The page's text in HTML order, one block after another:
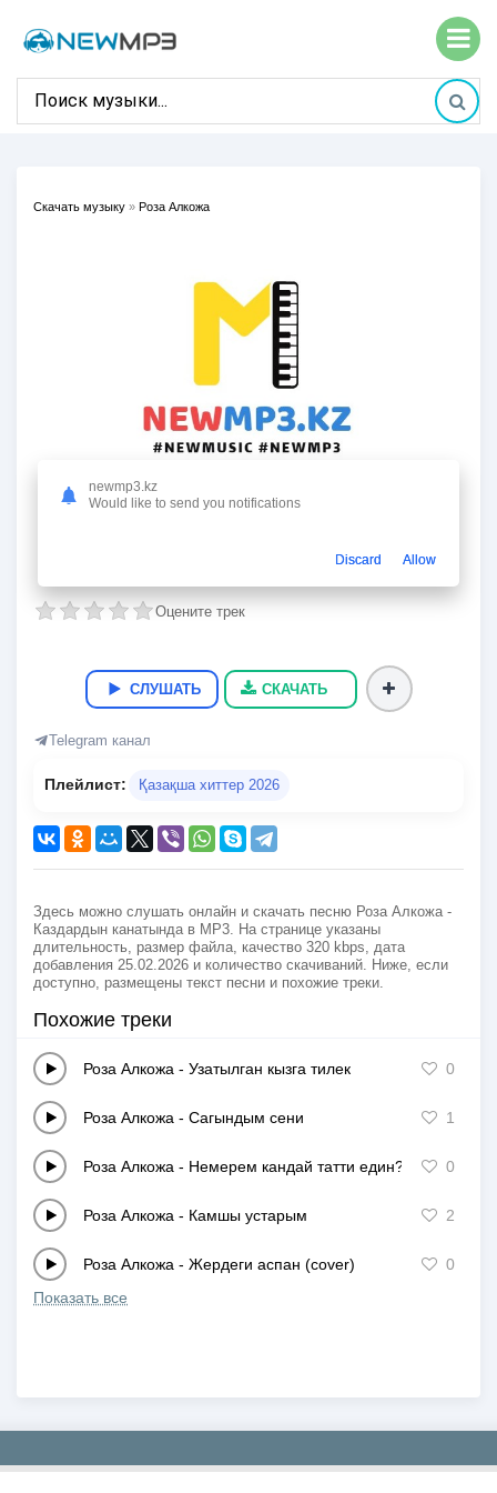
Скачать музыку » Роза Алкожа
Каздардын канатында
25.02.2026 32
Оцените трек
СЛУШАТЬ СКАЧАТЬ
Telegram канал
Плейлист: Қазақша хиттер 2026
Здесь можно слушать онлайн и скачать песню Роза Алкожа -
Каздардын канатында в MP3. На странице указаны
длительность, размер файла, качество 320 kbps, дата
добавления 25.02.2026 и количество скачиваний. Ниже, если
доступно, размещены текст песни и похожие треки.
Похожие треки
Роза Алкожа - Узатылган кызга тилек 0
Роза Алкожа - Сагындым сени 1
Роза Алкожа - Немерем кандай татти един?! 0
Роза Алкожа - Камшы устарым 2
Роза Алкожа - Жердеги аспан (cover)
0
Показать все
Copyright © 2019-2026 NEWMP3.KZ. Все права защищены.
newmp3.kz
Would like to send you notifications
Discard Allow